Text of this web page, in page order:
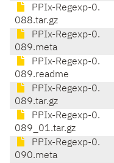
PPIx-Regexp-0.
088.tar.gz
PPIx-Regexp-0.
089.meta
PPIx-Regexp-0.
089.readme
PPIx-Regexp-0.
089.tar.gz
PPIx-Regexp-0.
089_01.tar.gz
PPIx-Regexp-0.
090.meta